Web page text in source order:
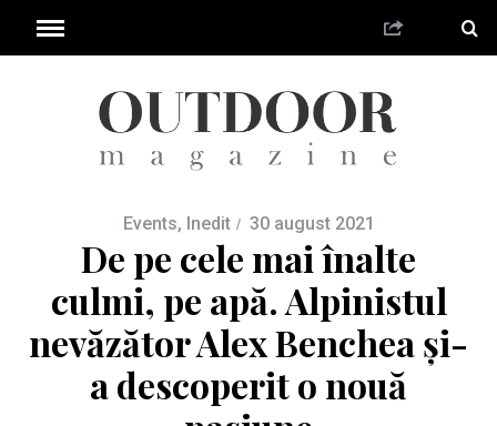
Events, Inedit 30 august 2021
De pe cele mai înalte
culmi, pe apă. Alpinistul
nevăzător Alex Benchea și-
a descoperit o nouă